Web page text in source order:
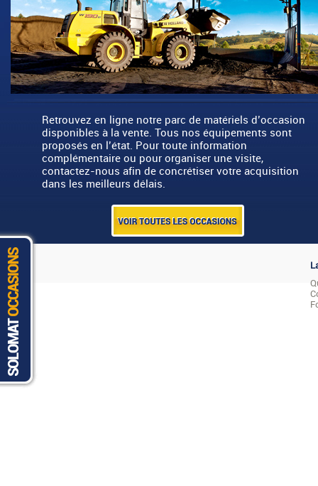
Retrouvez en ligne notre parc de matériels d’occasion
disponibles à la vente. Tous nos équipements sont
proposés en l’état. Pour toute information
complémentaire ou pour organiser une visite,
contactez-nous afin de concrétiser votre acquisition
dans les meilleurs délais.